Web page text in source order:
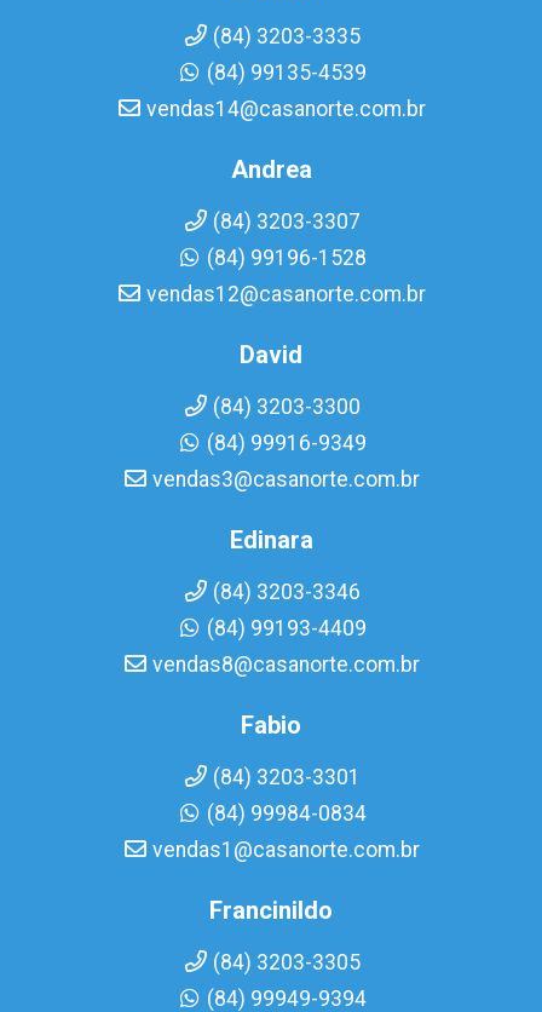
(84) 3203-3335
(84) 99135-4539
vendas14@casanorte.com.br
Andrea
(84) 3203-3307
(84) 99196-1528
vendas12@casanorte.com.br
David
(84) 3203-3300
(84) 99916-9349
vendas3@casanorte.com.br
Edinara
(84) 3203-3346
(84) 99193-4409
vendas8@casanorte.com.br
Fabio
(84) 3203-3301
(84) 99984-0834
vendas1@casanorte.com.br
Francinildo
(84) 3203-3305
(84) 99949-9394